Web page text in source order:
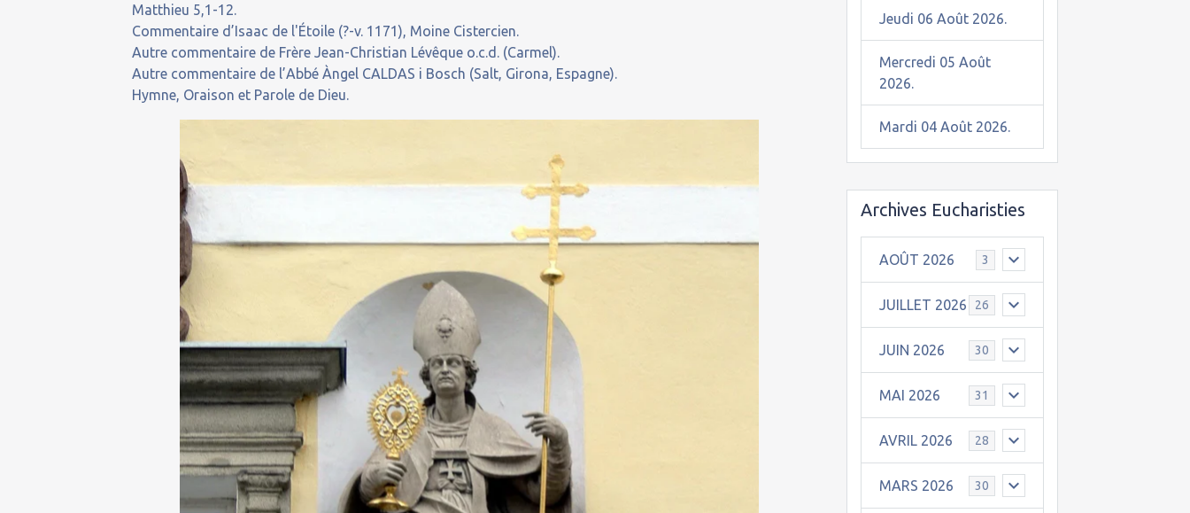
Matthieu 5,1-12.
Commentaire d’Isaac de l'Étoile (?-v. 1171), Moine Cistercien.
Autre commentaire de Frère Jean-Christian Lévêque o.c.d. (Carmel).
Autre commentaire de l’Abbé Àngel CALDAS i Bosch (Salt, Girona, Espagne).
Hymne, Oraison et Parole de Dieu.
Jeudi 06 Août 2026.
Mercredi 05 Août
2026.
Mardi 04 Août 2026.
Archives Eucharisties
AOÛT 2026 3
JUILLET 2026 26
JUIN 2026 30
MAI 2026 31
AVRIL 2026 28
MARS 2026 30